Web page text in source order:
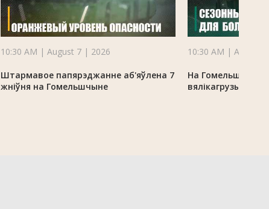
10:30 AM | August 7 | 2026
Штармавое папярэджанне аб'яўлена 7
жніўня на Гомельшчыне
10:30 AM | August 7
На Гомельшчыне
вялікагрузы з-за